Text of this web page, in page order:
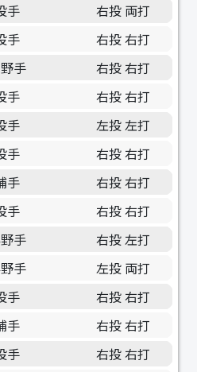
手
右投 両打
手
右投 右打
手
右投 右打
手
右投 右打
手
左投 左打
手
右投 右打
手
右投 右打
手
右投 右打
手
右投 左打
手
左投 両打
手
右投 右打
手
右投 右打
手
右投 右打